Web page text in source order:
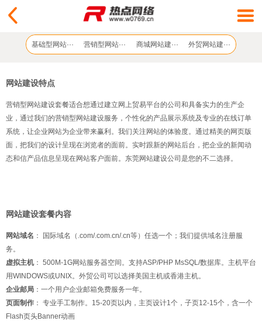
基础型网站··· 营销型网站··· 商城网站建··· 外贸网站建···
网站建设特点
营销型网站建设套餐适合想通过建立网上贸易平台的公司和具备实力的生产企
业，通过我们的营销型网站建设服务，个性化的产品展示系统及专业的在线订单
系统，让企业网站为企业带来赢利。我们关注网站的体验度。通过精美的网页版
面，把我们的设计呈现在浏览者的面前。实时跟新的网站后台，把企业的新闻动
态和信产品信息呈现在网站客户面前。东莞网站建设公司是您的不二选择。
网站建设套餐内容
网站域名 ： 国际域名（.com/.com.cn/.cn等）任选一个；我们提供域名注册服
务。
虚拟主机： 500M-1G网站服务器空间。支持ASP/PHP MsSQL/数据库。主机平台
用WINDOWS或UNIX。外贸公司可以选择美国主机或香港主机。
企业邮局 ：一个用户企业邮箱免费服务一年。
页面制作 ： 专业手工制作。15-20页以内，主页设计1个，子页12-15个，含一个
Flash页头Banner动画